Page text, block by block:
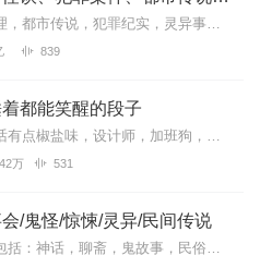
恐怖电影，悬案推理，都市传说，犯罪纪实，灵异事件，自然灾难，未解之谜。＞＞点击加入西米团，从一桩桩奇闻异录中，窥探人性的善恶。这里没有刻意的语气渲染，也没有凭空...
839
都能笑醒的段子
成都川妹子，普通话有点椒盐味，设计师，加班狗，每周一单更，欢迎订阅。【主播有声书系列一键直达】适合小学到高中青少年听的趣味故事有声书：孩子最爱的启智笑话书越听...
万 531
/鬼怪/惊悚/灵异/民间传说
最全的民间故事，包括：神话，聊斋，鬼故事，民俗，传说故事，听友投稿等一个搜集的民间故事好听的声音，流传的故事发人深省，警示世人，故事虽短，意义深长。本专辑包括民...